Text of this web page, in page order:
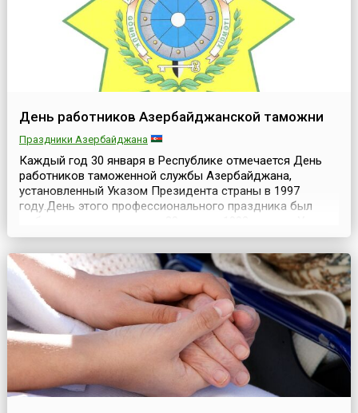
День работников Азербайджанской таможни
Праздники Азербайджана
Каждый год 30 января в Республике отмечается День
работников таможенной службы Азербайджана,
установленный Указом Президента страны в 1997
году.День этого профессионального праздника был
Президента Республики А. Муталибова была создана
первая таможенная служба независимого
Азербайджана — Таможенный комитет
Азербайджанской Республики.Со...